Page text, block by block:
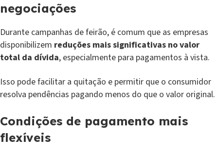
negociações
Durante campanhas de feirão, é comum que as empresas
disponibilizem reduções mais significativas no valor
total da dívida, especialmente para pagamentos à vista.
Isso pode facilitar a quitação e permitir que o consumidor
resolva pendências pagando menos do que o valor original.
Condições de pagamento mais
flexíveis